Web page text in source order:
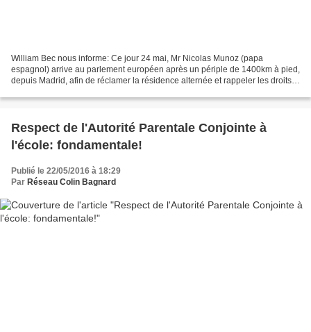
William Bec nous informe: Ce jour 24 mai, Mr Nicolas Munoz (papa
espagnol) arrive au parlement européen après un périple de 1400km à pied,
depuis Madrid, afin de réclamer la résidence alternée et rappeler les droits
Respect de l'Autorité Parentale Conjointe à
l'école: fondamentale!
Publié le 22/05/2016 à 18:29
Par Réseau Colin Bagnard